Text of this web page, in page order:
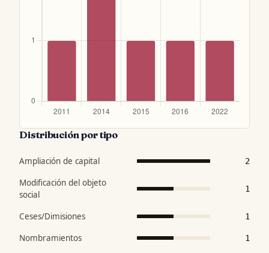
Distribución por tipo
Ampliación de capital 2
Modificación del objeto
social
1
Ceses/Dimisiones 1
Nombramientos 1